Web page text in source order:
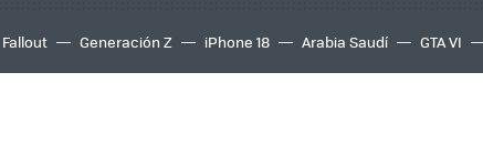
Fallout Generación Z iPhone 18 Arabia Saudí GTA VI